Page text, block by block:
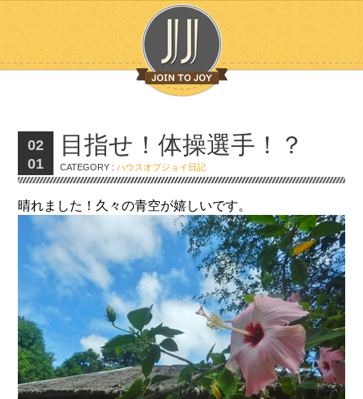
02
01
目指せ！体操選手！？
CATEGORY :ハウスオブジョイ日記
晴れました！久々の青空が嬉しいです。